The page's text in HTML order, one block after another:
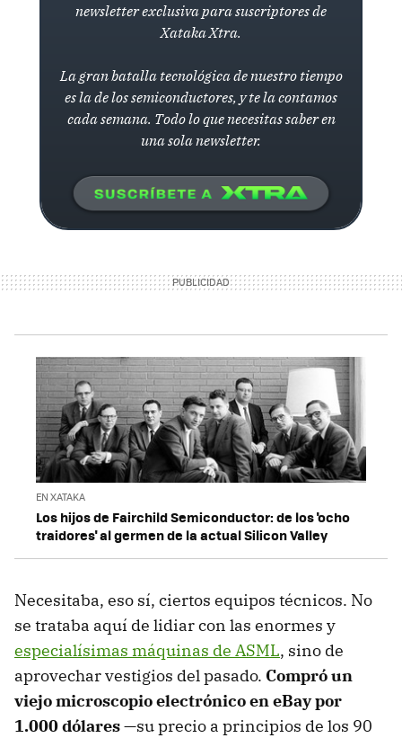
newsletter exclusiva para suscriptores de
Xataka Xtra.
La gran batalla tecnológica de nuestro tiempo
es la de los semiconductores, y te la contamos
cada semana. Todo lo que necesitas saber en
una sola newsletter.
EN XATAKA
Los hijos de Fairchild Semiconductor: de los 'ocho
traidores' al germen de la actual Silicon Valley
Necesitaba, eso sí, ciertos equipos técnicos. No
se trataba aquí de lidiar con las enormes y
especialísimas máquinas de ASML, sino de
aprovechar vestigios del pasado. Compró un
viejo microscopio electrónico en eBay por
1.000 dólares—su precio a principios de los 90